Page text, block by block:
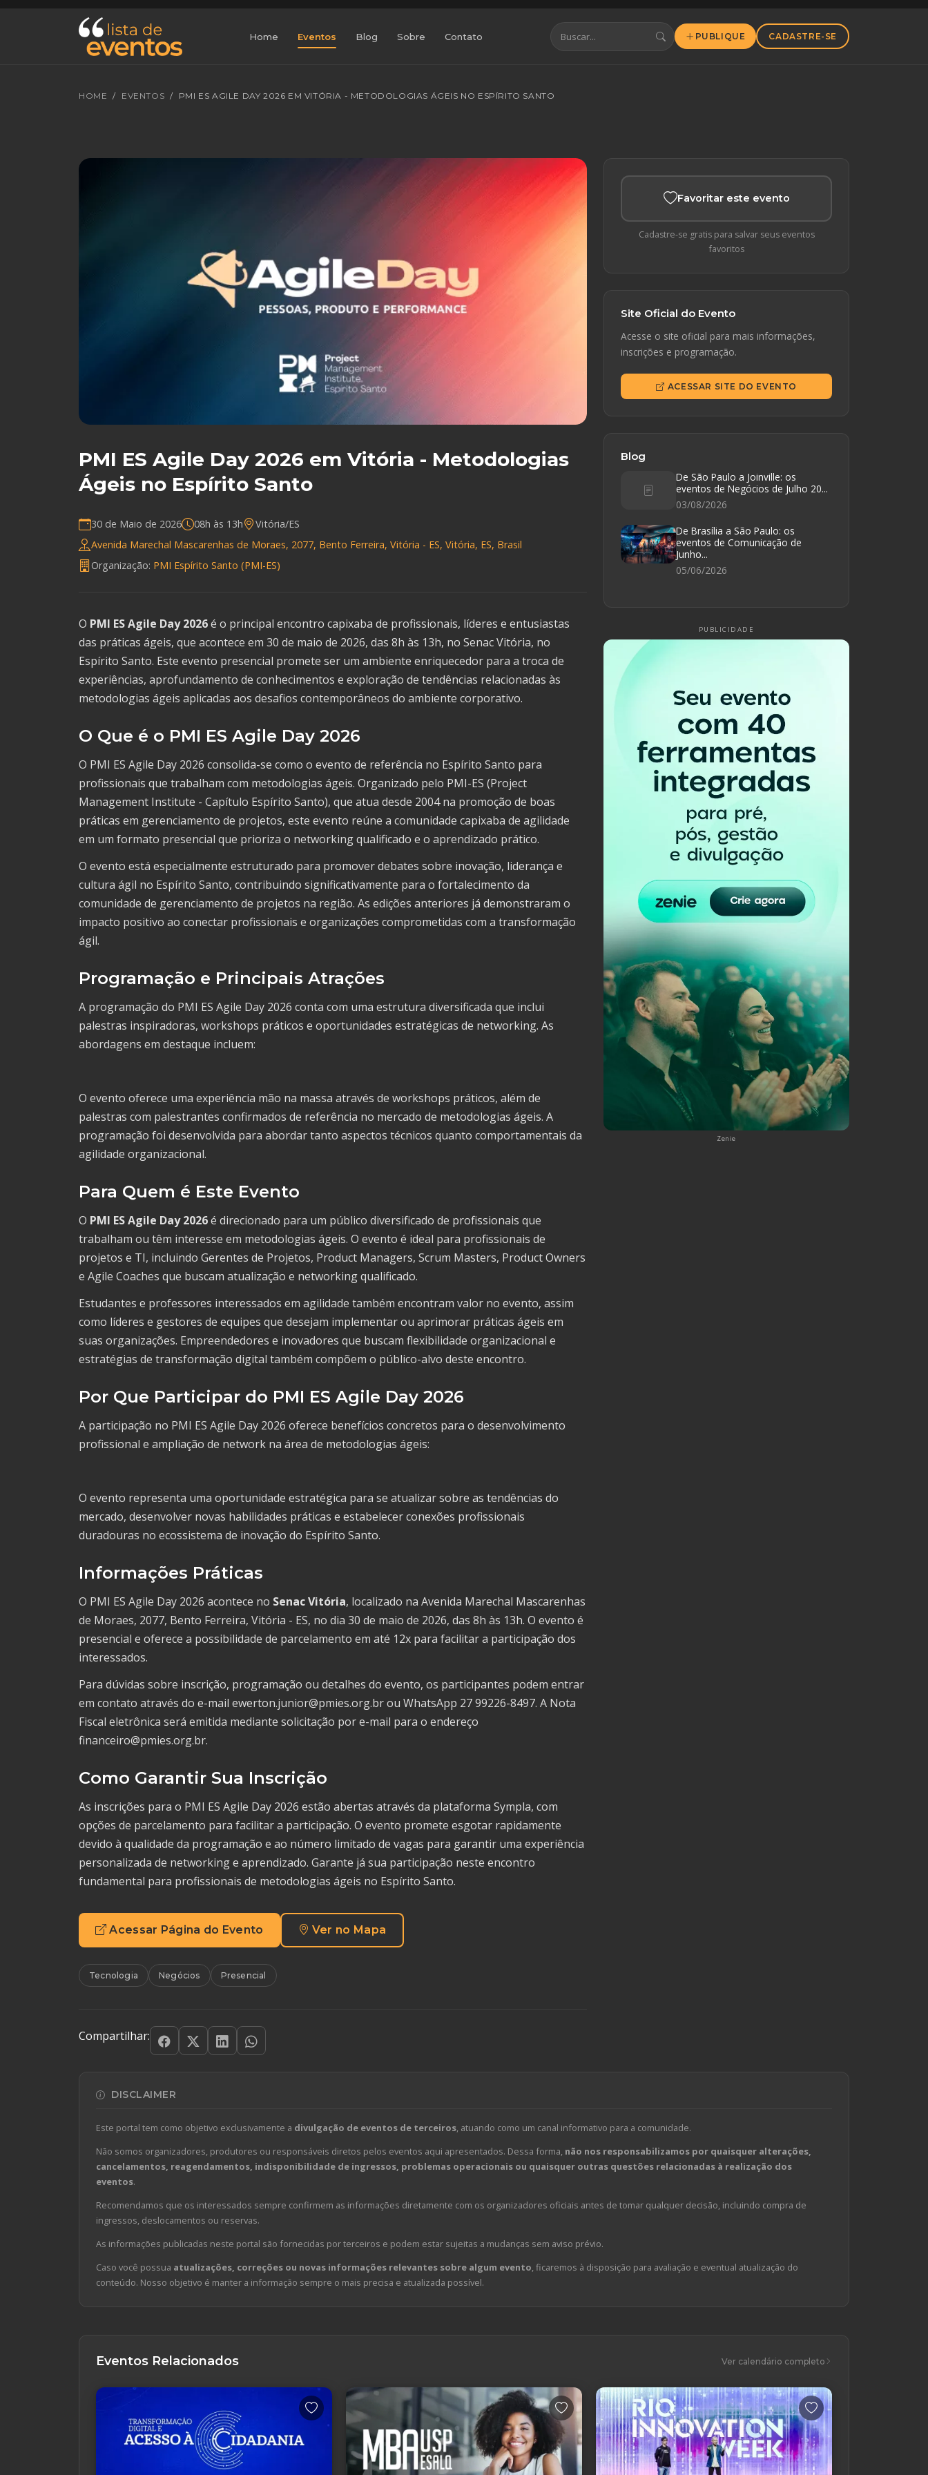
Home Eventos Blog Sobre Contato PUBLIQUE CADASTRE-SE
HOME EVENTOS PMI ES AGILE DAY 2026 EM VITÓRIA - METODOLOGIAS ÁGEIS NO ESPÍRITO SANTO
PMI ES Agile Day 2026 em Vitória - Metodologias
Ágeis no Espírito Santo
30 de Maio de 2026 08h às 13h
Vitória/ES
Avenida Marechal Mascarenhas de Moraes, 2077, Bento Ferreira, Vitória - ES, Vitória, ES, Brasil
Organização: PMI Espírito Santo (PMI-ES)
O PMI ES Agile Day 2026é o principal encontro capixaba de profissionais, líderes e entusiastas
das práticas ágeis, que acontece em 30 de maio de 2026, das 8h às 13h, no Senac Vitória, no
Espírito Santo. Este evento presencial promete ser um ambiente enriquecedor para a troca de
experiências, aprofundamento de conhecimentos e exploração de tendências relacionadas às
metodologias ágeis aplicadas aos desafios contemporâneos do ambiente corporativo.
O Que é o PMI ES Agile Day 2026
O PMI ES Agile Day 2026 consolida-se como o evento de referência no Espírito Santo para
profissionais que trabalham com metodologias ágeis. Organizado pelo PMI-ES (Project
Management Institute - Capítulo Espírito Santo), que atua desde 2004 na promoção de boas
práticas em gerenciamento de projetos, este evento reúne a comunidade capixaba de agilidade
em um formato presencial que prioriza o networking qualificado e o aprendizado prático.
O evento está especialmente estruturado para promover debates sobre inovação, liderança e
cultura ágil no Espírito Santo, contribuindo significativamente para o fortalecimento da
comunidade de gerenciamento de projetos na região. As edições anteriores já demonstraram o
impacto positivo ao conectar profissionais e organizações comprometidas com a transformação
ágil.
Programação e Principais Atrações
A programação do PMI ES Agile Day 2026 conta com uma estrutura diversificada que inclui
palestras inspiradoras, workshops práticos e oportunidades estratégicas de networking. As
abordagens em destaque incluem:
O evento oferece uma experiência mão na massa através de workshops práticos, além de
palestras com palestrantes confirmados de referência no mercado de metodologias ágeis. A
programação foi desenvolvida para abordar tanto aspectos técnicos quanto comportamentais da
agilidade organizacional.
Para Quem é Este Evento
O PMI ES Agile Day 2026é direcionado para um público diversificado de profissionais que
trabalham ou têm interesse em metodologias ágeis. O evento é ideal para profissionais de
projetos e TI, incluindo Gerentes de Projetos, Product Managers, Scrum Masters, Product Owners
e Agile Coaches que buscam atualização e networking qualificado.
Estudantes e professores interessados em agilidade também encontram valor no evento, assim
como líderes e gestores de equipes que desejam implementar ou aprimorar práticas ágeis em
suas organizações. Empreendedores e inovadores que buscam flexibilidade organizacional e
estratégias de transformação digital também compõem o público-alvo deste encontro.
Por Que Participar do PMI ES Agile Day 2026
A participação no PMI ES Agile Day 2026 oferece benefícios concretos para o desenvolvimento
profissional e ampliação de network na área de metodologias ágeis:
O evento representa uma oportunidade estratégica para se atualizar sobre as tendências do
mercado, desenvolver novas habilidades práticas e estabelecer conexões profissionais
duradouras no ecossistema de inovação do Espírito Santo.
Informações Práticas
O PMI ES Agile Day 2026 acontece no Senac Vitória, localizado na Avenida Marechal Mascarenhas
de Moraes, 2077, Bento Ferreira, Vitória - ES, no dia 30 de maio de 2026, das 8h às 13h. O evento é
presencial e oferece a possibilidade de parcelamento em até 12x para facilitar a participação dos
interessados.
Para dúvidas sobre inscrição, programação ou detalhes do evento, os participantes podem entrar
em contato através do e-mail ewerton.junior@pmies.org.br ou WhatsApp 27 99226-8497. A Nota
Fiscal eletrônica será emitida mediante solicitação por e-mail para o endereço
financeiro@pmies.org.br.
Como Garantir Sua Inscrição
As inscrições para o PMI ES Agile Day 2026 estão abertas através da plataforma Sympla, com
opções de parcelamento para facilitar a participação. O evento promete esgotar rapidamente
devido à qualidade da programação e ao número limitado de vagas para garantir uma experiência
personalizada de networking e aprendizado. Garante já sua participação neste encontro
fundamental para profissionais de metodologias ágeis no Espírito Santo.
Acessar Página do Evento Ver no Mapa
Tecnologia Negócios Presencial
Compartilhar:
Favoritar este evento
Cadastre-se gratis para salvar seus eventos
favoritos
Site Oficial do Evento
Acesse o site oficial para mais informações,
inscrições e programação.
ACESSAR SITE DO EVENTO
Blog
De São Paulo a Joinville: os
eventos de Negócios de Julho 20...
03/08/2026
De Brasília a São Paulo: os
eventos de Comunicação de
Junho...
05/06/2026
PUBLICIDADE
Zenie
DISCLAIMER
Este portal tem como objetivo exclusivamente a divulgação de eventos de terceiros, atuando como um canal informativo para a comunidade.
Não somos organizadores, produtores ou responsáveis diretos pelos eventos aqui apresentados. Dessa forma, não nos responsabilizamos por quaisquer alterações,
cancelamentos, reagendamentos, indisponibilidade de ingressos, problemas operacionais ou quaisquer outras questões relacionadas à realização dos
eventos.
Recomendamos que os interessados sempre confirmem as informações diretamente com os organizadores oficiais antes de tomar qualquer decisão, incluindo compra de
ingressos, deslocamentos ou reservas.
As informações publicadas neste portal são fornecidas por terceiros e podem estar sujeitas a mudanças sem aviso prévio.
Caso você possua atualizações, correções ou novas informações relevantes sobre algum evento, ficaremos à disposição para avaliação e eventual atualização do
conteúdo. Nosso objetivo é manter a informação sempre o mais precisa e atualizada possível.
Eventos Relacionados Ver calendário completo